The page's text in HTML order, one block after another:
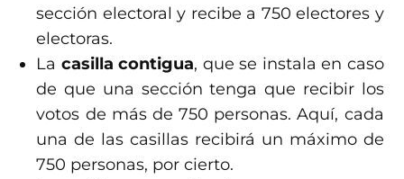
sección electoral y recibe a 750 electores y
electoras.
La casilla contigua, que se instala en caso
de que una sección tenga que recibir los
votos de más de 750 personas. Aquí, cada
una de las casillas recibirá un máximo de
750 personas, por cierto.